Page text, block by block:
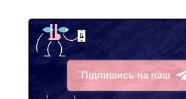
Підпишись на наш
Telegram